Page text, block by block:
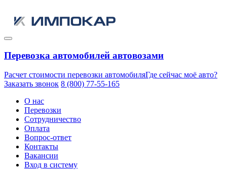
Перевозка автомобилей автовозами
Расчет стоимости перевозки автомобиляГде сейчас моё авто?
Заказать звонок 8 (800) 77-55-165
О нас
Перевозки
Сотрудничество
Оплата
Вопрос-ответ
Контакты
Вакансии
Вход в систему